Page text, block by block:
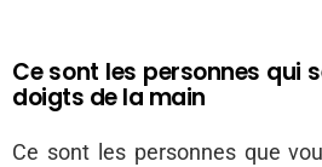
Ce sont les personnes qui
doigts de la main
Ce sont les personnes que